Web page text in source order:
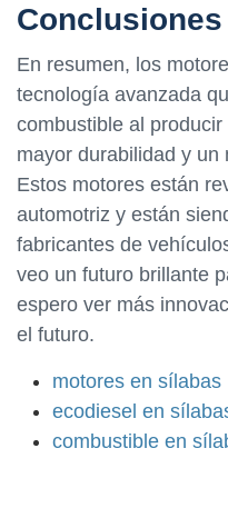
Conclusiones
En resumen, los
tecnología avanzada
combustible al
mayor durabilidad y un
Estos motores están
automotriz y están
fabricantes de
veo un futuro brillante
espero ver más
el futuro.
motores en sílabas
ecodiesel en
combustible en